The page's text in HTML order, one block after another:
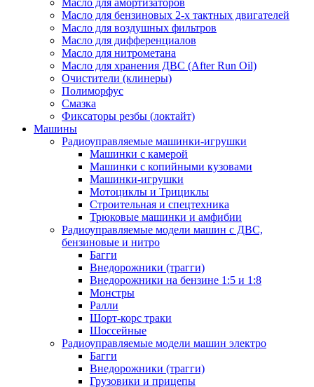
Масло для амортизаторов
Масло для бензиновых 2-х тактных двигателей
Масло для воздушных фильтров
Масло для дифференциалов
Масло для нитрометана
Масло для хранения ДВС (After Run Oil)
Очистители (клинеры)
Полиморфус
Смазка
Фиксаторы резбы (локтайт)
Машины
Радиоуправляемые машинки-игрушки
Машинки с камерой
Машинки с копийными кузовами
Машинки-игрушки
Мотоциклы и Трициклы
Строительная и спецтехника
Трюковые машинки и амфибии
Радиоуправляемые модели машин с ДВС,
бензиновые и нитро
Багги
Внедорожники (трагги)
Внедорожники на бензине 1:5 и 1:8
Монстры
Ралли
Шорт-корс траки
Шоссейные
Радиоуправляемые модели машин электро
Багги
Внедорожники (трагги)
Грузовики и прицепы